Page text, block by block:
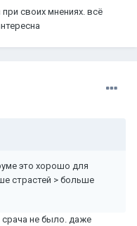
своих мнениях. всё
это хорошо для
страстей > больше
срача не было. даже